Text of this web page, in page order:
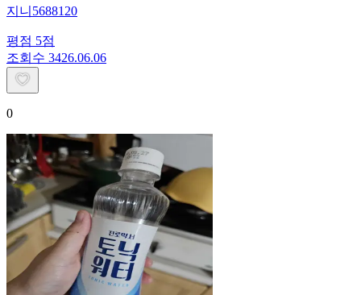
지니5688120
평점 5점
조회수 3426.06.06
0